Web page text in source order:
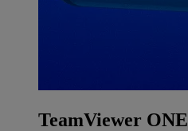
TeamViewer ONE